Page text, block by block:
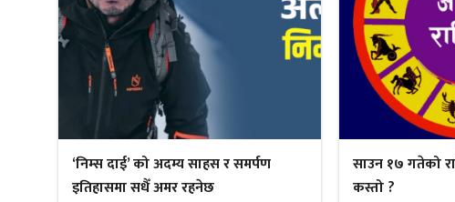
‘निम्स दाई’ को अदम्य साहस र समर्पण
इतिहासमा सधैँ अमर रहनेछ
साउन १७ गतेको
कस्तो ?